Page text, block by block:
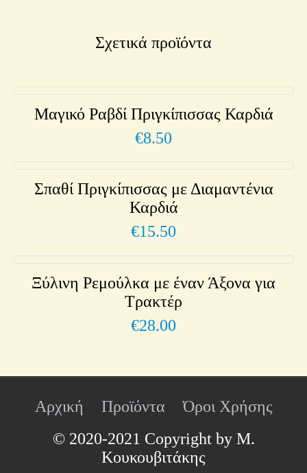
Σχετικά προϊόντα
Μαγικό Ραβδί Πριγκίπισσας Καρδιά
€8.50
Σπαθί Πριγκίπισσας με Διαμαντένια
Καρδιά
€15.50
Ξύλινη Ρεμούλκα με έναν Άξονα για
Τρακτέρ
€28.00
Αρχική Προϊόντα
Όροι Χρήσης
© 2020-2021 Copyright by Μ.
Κουκουβιτάκης